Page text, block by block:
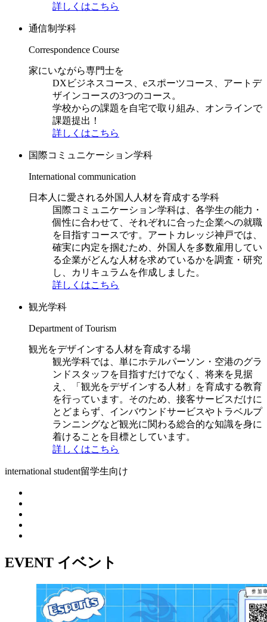
詳しくはこちら
通信制学科
Correspondence Course
家にいながら専門士を
DXビジネスコース、eスポーツコース、アートデ
ザインコースの3つのコース。
学校からの課題を自宅で取り組み、オンラインで
課題提出！
詳しくはこちら
国際コミュニケーション学科
International communication
日本人に愛される外国人人材を育成する学科
国際コミュニケーション学科は、各学生の能力・
個性に合わせて、それぞれに合った企業への就職
を目指すコースです。アートカレッジ神戸では、
確実に内定を掴むため、外国人を多数雇用してい
る企業がどんな人材を求めているかを調査・研究
し、カリキュラムを作成しました。
詳しくはこちら
観光学科
Department of Tourism
観光をデザインする人材を育成する場
観光学科では、単にホテルパーソン・空港のグラ
ンドスタッフを目指すだけでなく、将来を見据
え、「観光をデザインする人材」を育成する教育
を行っています。そのため、接客サービスだけに
とどまらず、インバウンドサービスやトラベルプ
ランニングなど観光に関わる総合的な知識を身に
着けることを目標としています。
詳しくはこちら
international student留学生向け
EVENT イベント